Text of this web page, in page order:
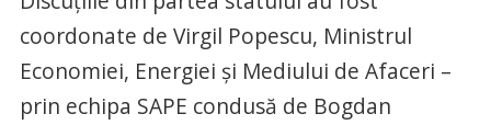
coordonate de Virgil Popescu, Ministrul
Economiei, Energiei și Mediului de Afaceri –
prin echipa SAPE condusă de Bogdan